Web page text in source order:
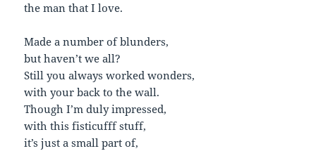
the man that I love.
Made a number of blunders,
but haven’t we all?
Still you always worked wonders,
with your back to the wall.
Though I’m duly impressed,
with this fisticufff stuff,
it’s just a small part of,